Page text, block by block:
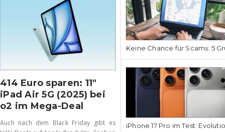
414 Euro sparen: 11″
iPad Air 5G (2025) bei
o2 im Mega-Deal
Auch nach dem Black Friday gibt es
Keine Chance für Scams: 5
iPhone 17 Pro im Test: